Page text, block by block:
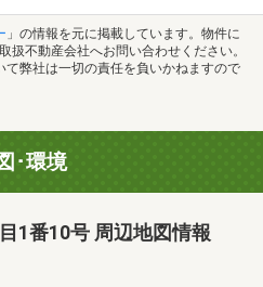
」の情報を元に掲載しています。物件に
扱不動産会社へお問い合わせください。
弊社は一切の責任を負いかねますので
･環境
1番10号 周辺地図情報